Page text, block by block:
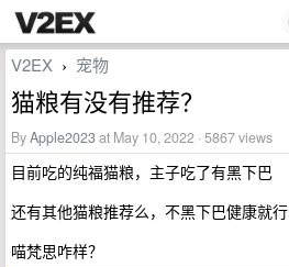
V2EX › 宠物
猫粮有没有推荐？
ByApple2023at May 10, 2022 · 5867 views
目前吃的纯福猫粮，主子吃了有黑下巴
还有其他猫粮推荐么，不黑下巴健康就行
喵梵思咋样？